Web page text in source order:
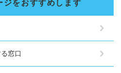
ジをおすすめします
窓口